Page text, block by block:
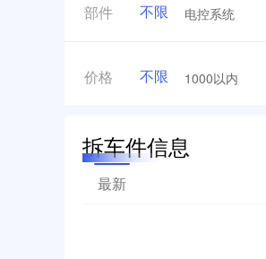
部件 不限 电控系统
价格 不限 1000以内
拆车件信息
最新